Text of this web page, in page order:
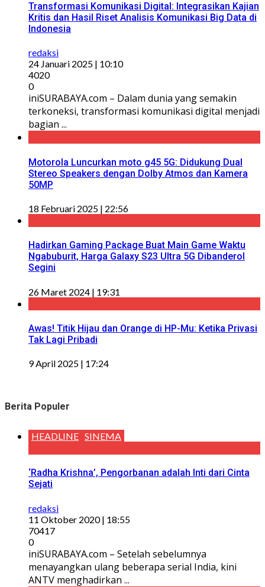
Transformasi Komunikasi Digital: Integrasikan Kajian
Kritis dan Hasil Riset Analisis Komunikasi Big Data di
Indonesia
redaksi
24 Januari 2025 | 10:10
4020
0
iniSURABAYA.com – Dalam dunia yang semakin
terkoneksi, transformasi komunikasi digital menjadi
bagian ...
Motorola Luncurkan moto g45 5G: Didukung Dual
Stereo Speakers dengan Dolby Atmos dan Kamera
50MP
18 Februari 2025 | 22:56
Hadirkan Gaming Package Buat Main Game Waktu
Ngabuburit, Harga Galaxy S23 Ultra 5G Dibanderol
Segini
26 Maret 2024 | 19:31
Awas! Titik Hijau dan Orange di HP-Mu: Ketika Privasi
Tak Lagi Pribadi
9 April 2025 | 17:24
Berita Populer
HEADLINE SINEMA
‘Radha Krishna’, Pengorbanan adalah Inti dari Cinta
Sejati
redaksi
11 Oktober 2020 | 18:55
70417
0
iniSURABAYA.com – Setelah sebelumnya
menayangkan ulang beberapa serial India, kini
ANTV menghadirkan ...